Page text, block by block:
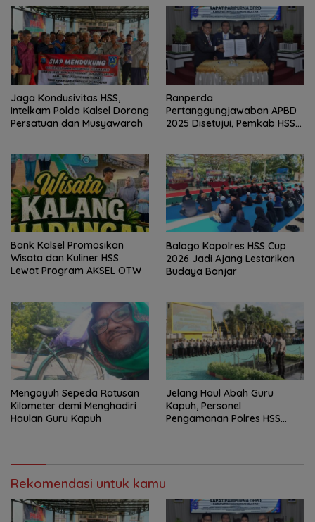
Jaga Kondusivitas HSS,
Intelkam Polda Kalsel Dorong
Persatuan dan Musyawarah
Ranperda
Pertanggungjawaban APBD
2025 Disetujui, Pemkab HSS
Bank Kalsel Promosikan
Wisata dan Kuliner HSS
Lewat Program AKSEL OTW
Balogo Kapolres HSS Cup
2026 Jadi Ajang Lestarikan
Budaya Banjar
Mengayuh Sepeda Ratusan
Kilometer demi Menghadiri
Haulan Guru Kapuh
Jelang Haul Abah Guru
Kapuh, Personel
Pengamanan Polres HSS
Rekomendasi untuk kamu